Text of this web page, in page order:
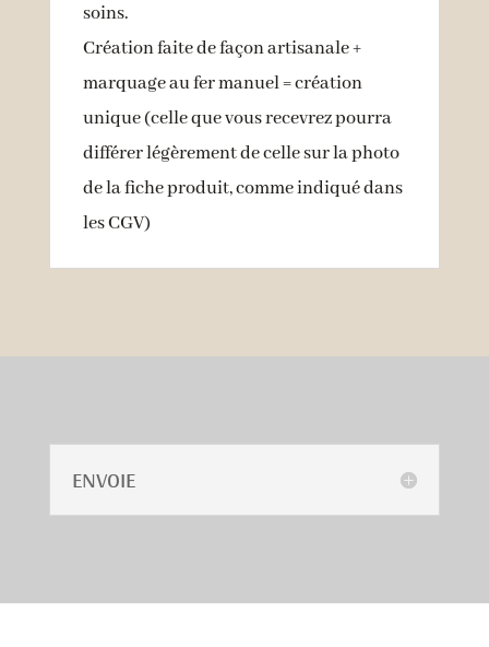
soins.
Création faite de façon artisanale +
marquage au fer manuel = création
unique (celle que vous recevrez pourra
différer légèrement de celle sur la photo
de la fiche produit, comme indiqué dans
les CGV)
ENVOIE